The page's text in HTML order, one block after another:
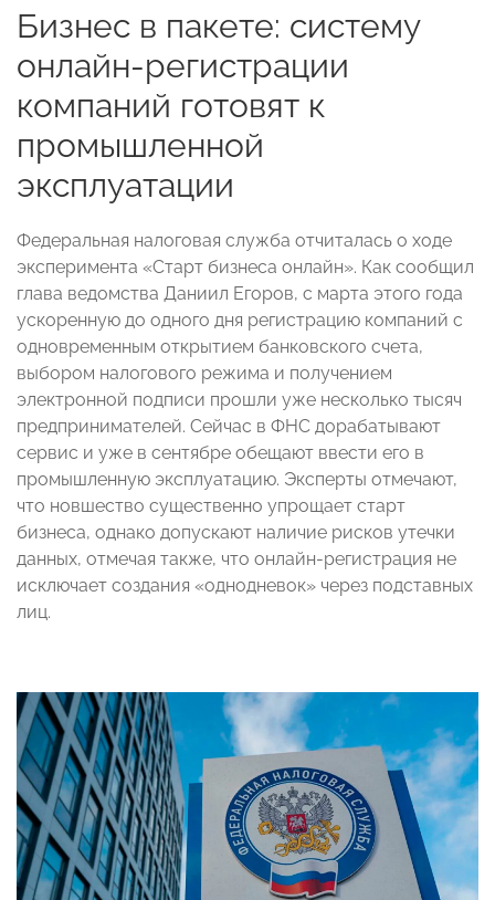
Бизнес в пакете: систему
онлайн-регистрации
компаний готовят к
промышленной
эксплуатации
Федеральная налоговая служба отчиталась о ходе
эксперимента «Старт бизнеса онлайн». Как сообщил
глава ведомства Даниил Егоров, с марта этого года
ускоренную до одного дня регистрацию компаний с
одновременным открытием банковского счета,
выбором налогового режима и получением
электронной подписи прошли уже несколько тысяч
предпринимателей. Сейчас в ФНС дорабатывают
сервис и уже в сентябре обещают ввести его в
промышленную эксплуатацию. Эксперты отмечают,
что новшество существенно упрощает старт
бизнеса, однако допускают наличие рисков утечки
данных, отмечая также, что онлайн-регистрация не
исключает создания «однодневок» через подставных
лиц.